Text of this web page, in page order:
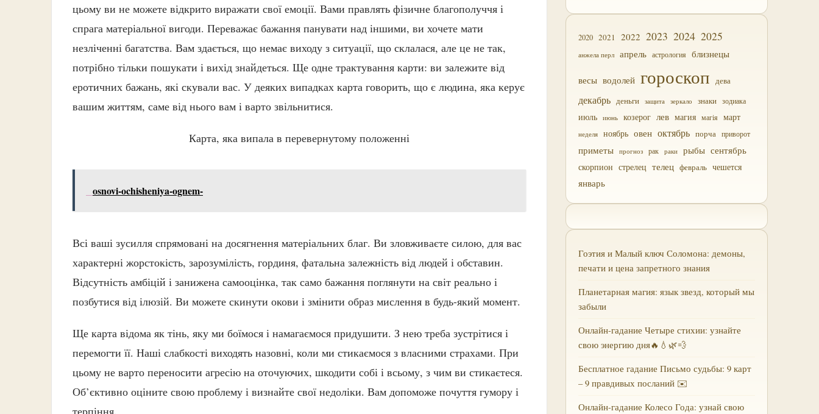
цьому ви не можете відкрито виражати свої емоції. Вами правлять фізичне благополуччя і
спрага матеріальної вигоди. Переважає бажання панувати над іншими, ви хочете мати
незліченні багатства. Вам здається, що немає виходу з ситуації, що склалася, але це не так,
потрібно тільки пошукати і вихід знайдеться. Ще одне трактування карти: ви залежите від
еротичних бажань, які скували вас. У деяких випадках карта говорить, що є людина, яка керує
вашим життям, саме від нього вам і варто звільнитися.
Карта, яка випала в перевернутому положенні
osnovi-ochisheniya-ognem-
Всі ваші зусилля спрямовані на досягнення матеріальних благ. Ви зловживаєте силою, для вас
характерні жорстокість, зарозумілість, гординя, фатальна залежність від людей і обставин.
Відсутність амбіцій і занижена самооцінка, так само бажання поглянути на світ реально і
позбутися від ілюзій. Ви можете скинути окови і змінити образ мислення в будь-який момент.
Ще карта відома як тінь, яку ми боїмося і намагаємося придушити. З нею треба зустрітися і
перемогти її. Наші слабкості виходять назовні, коли ми стикаємося з власними страхами. При
цьому не варто переносити агресію на оточуючих, шкодити собі і всьому, з чим ви стикаєтеся.
Об’єктивно оціните свою проблему і визнайте свої недоліки. Вам допоможе почуття гумору і
терпіння.
2020 2021 2022 2023 2024 2025
анжела перл апрель астрология близнецы
весы водолей гороскоп дева
декабрь деньги защита зеркало знаки зодиака
июль июнь козерог лев магия магія март
неделя ноябрь овен октябрь порча приворот
приметы прогноз рак раки рыбы сентябрь
скорпион стрелец телец февраль чешется
январь
Гоэтия и Малый ключ Соломона: демоны,
печати и цена запретного знания
Планетарная магия: язык звезд, который мы
забыли
Онлайн-гадание Четыре стихии: узнайте
свою энергию дня🔥💧🌿💨
Бесплатное гадание Письмо судьбы: 9 карт
– 9 правдивых посланий ✉️
Онлайн-гадание Колесо Года: узнай свою